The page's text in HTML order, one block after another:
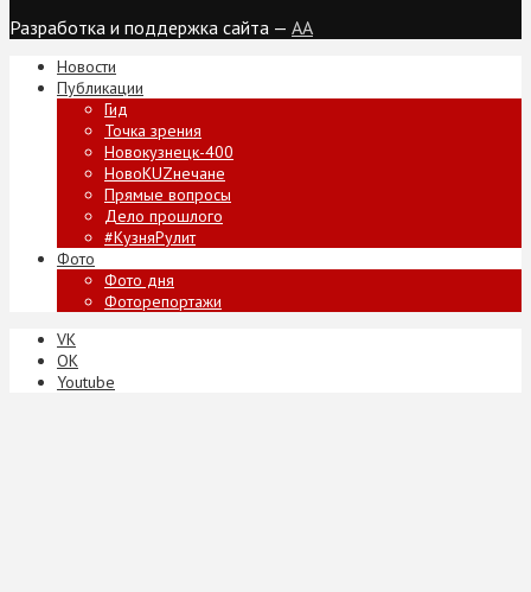
Разработка и поддержка сайта — AA
Новости
Публикации
Гид
Точка зрения
Новокузнецк-400
НовоKUZнечане
Прямые вопросы
Дело прошлого
#КузняРулит
Фото
Фото дня
Фоторепортажи
VK
ОК
Youtube